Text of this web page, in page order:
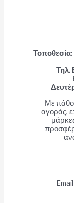
Τοποθεσία:
Τηλ.
Με
αγοράς,
Email